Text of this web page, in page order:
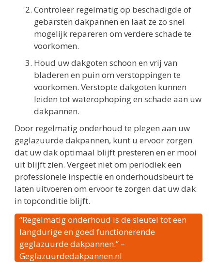
Controleer regelmatig op beschadigde of
gebarsten dakpannen en laat ze zo snel
mogelijk repareren om verdere schade te
voorkomen.
Houd uw dakgoten schoon en vrij van
bladeren en puin om verstoppingen te
voorkomen. Verstopte dakgoten kunnen
leiden tot waterophoping en schade aan uw
dakpannen.
Door regelmatig onderhoud te plegen aan uw
geglazuurde dakpannen, kunt u ervoor zorgen
dat uw dak optimaal blijft presteren en er mooi
uit blijft zien. Vergeet niet om periodiek een
professionele inspectie en onderhoudsbeurt te
laten uitvoeren om ervoor te zorgen dat uw dak
in topconditie blijft.
“Regelmatig onderhoud is de sleutel tot een
langdurige en goed functionerende
geglazuurde dakpannen.” –
Geglazuurdedakpannen.nl